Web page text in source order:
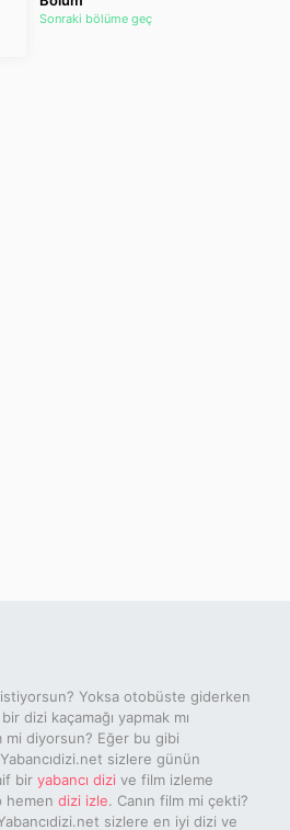
Sonraki bölüme geç
Yoksa otobüste giderken
dizi kaçamağı yapmak mı
mi diyorsun? Eğer bu gibi
sizlere günün
bir yabancı dizi ve film izleme
hemen dizi izle. Canın film mi çekti?
sizlere en iyi dizi ve